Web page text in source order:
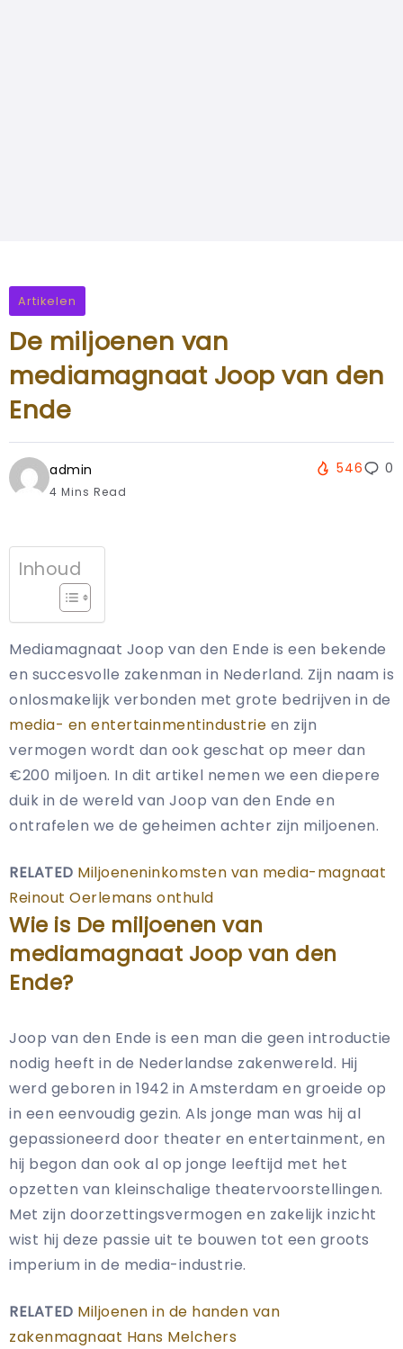
Artikelen
De miljoenen van
mediamagnaat Joop van den
Ende
admin
4 Mins Read
546 0
Inhoud
Mediamagnaat Joop van den Ende is een bekende
en succesvolle zakenman in Nederland. Zijn naam is
onlosmakelijk verbonden met grote bedrijven in de
media- en entertainmentindustrie en zijn
vermogen wordt dan ook geschat op meer dan
€200 miljoen. In dit artikel nemen we een diepere
duik in de wereld van Joop van den Ende en
ontrafelen we de geheimen achter zijn miljoenen.
RELATED Miljoeneninkomsten van media-magnaat
Reinout Oerlemans onthuld
Wie is De miljoenen van
mediamagnaat Joop van den
Ende?
Joop van den Ende is een man die geen introductie
nodig heeft in de Nederlandse zakenwereld. Hij
werd geboren in 1942 in Amsterdam en groeide op
in een eenvoudig gezin. Als jonge man was hij al
gepassioneerd door theater en entertainment, en
hij begon dan ook al op jonge leeftijd met het
opzetten van kleinschalige theatervoorstellingen.
Met zijn doorzettingsvermogen en zakelijk inzicht
wist hij deze passie uit te bouwen tot een groots
imperium in de media-industrie.
RELATED Miljoenen in de handen van
zakenmagnaat Hans Melchers